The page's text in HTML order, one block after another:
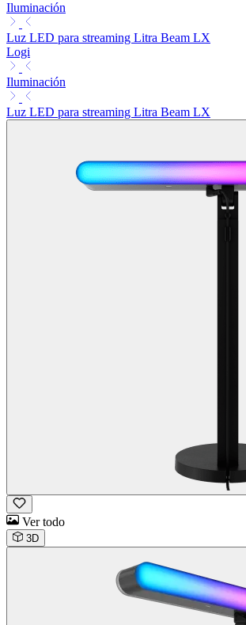
Iluminación
Luz LED para streaming Litra Beam LX
Logi
Iluminación
Luz LED para streaming Litra Beam LX
Ver todo
3D